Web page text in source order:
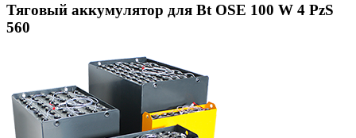
Тяговый аккумулятор для Bt OSE 100 W 4 PzS
560